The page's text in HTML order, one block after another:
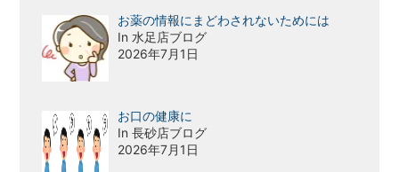
お薬の情報にまどわされないためには
In 水足店ブログ
2026年7月1日
お口の健康に
In 長砂店ブログ
2026年7月1日